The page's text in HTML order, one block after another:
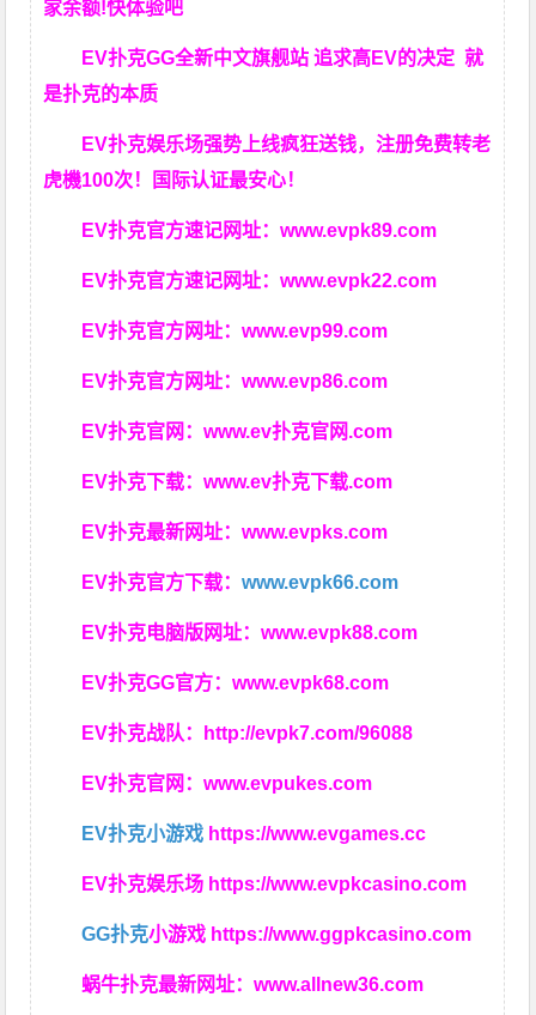
家余额!快体验吧
EV扑克GG全新中文旗舰站 追求高EV的决定就
是扑克的本质
EV扑克娱乐场强势上线疯狂送钱，注册免费转老
虎機100次！国际认证最安心！
EV扑克官方速记网址：www.evpk89.com
EV扑克官方速记网址：www.evpk22.com
EV扑克官方网址：www.evp99.com
EV扑克官方网址：www.evp86.com
EV扑克官网：www.ev扑克官网.com
EV扑克下载：www.ev扑克下载.com
EV扑克最新网址：www.evpks.com
EV扑克官方下载：www.evpk66.com
EV扑克电脑版网址：www.evpk88.com
EV扑克GG官方：www.evpk68.com
EV扑克战队： http://evpk7.com/96088
EV扑克官网：www.evpukes.com
EV扑克小游戏 https://www.evgames.cc
EV扑克娱乐场 https://www.evpkcasino.com
GG扑克小游戏 https://www.ggpkcasino.com
蜗牛扑克最新网址：www.allnew36.com